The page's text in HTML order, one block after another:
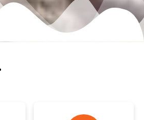
- Guadeloupe